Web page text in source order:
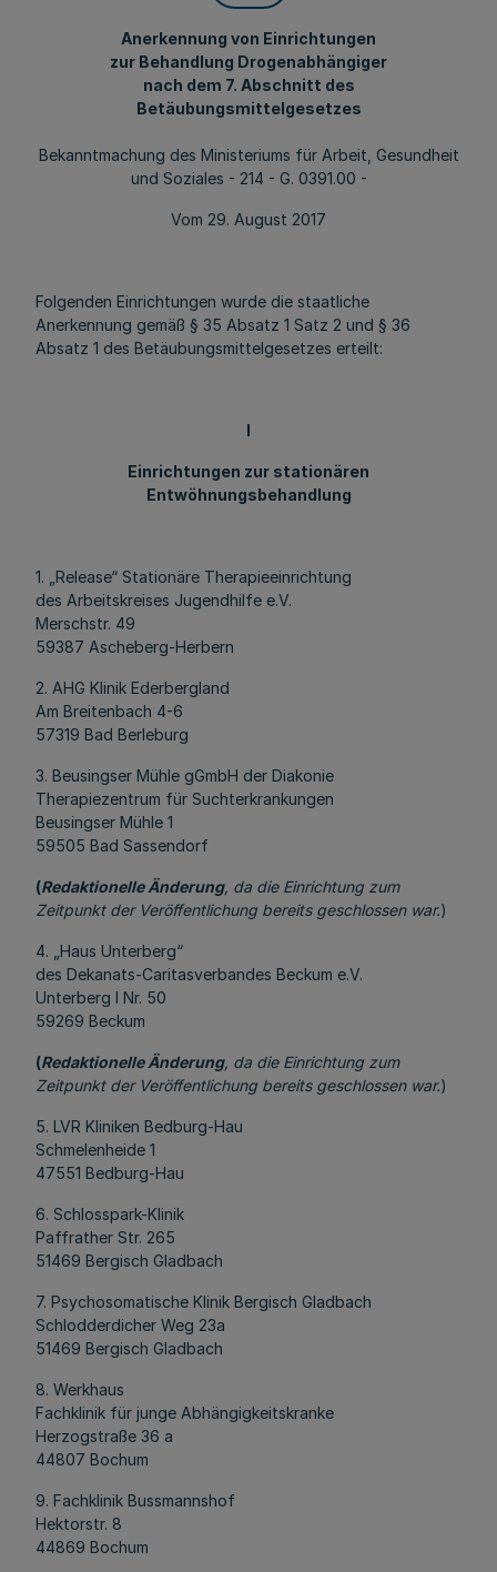
Anerkennung von Einrichtungen
zur Behandlung Drogenabhängiger
nach dem 7. Abschnitt des
Betäubungsmittelgesetzes
Bekanntmachung des Ministeriums für Arbeit, Gesundheit
und Soziales - 214 - G. 0391.00 -
Vom 29. August 2017
Folgenden Einrichtungen wurde die staatliche
Anerkennung gemäß § 35 Absatz 1 Satz 2 und § 36
Absatz 1 des Betäubungsmittelgesetzes erteilt:
I
Einrichtungen zur stationären
Entwöhnungsbehandlung
1. „Release“ Stationäre Therapieeinrichtung
des Arbeitskreises Jugendhilfe e.V.
Merschstr. 49
59387 Ascheberg-Herbern
2. AHG Klinik Ederbergland
Am Breitenbach 4-6
57319 Bad Berleburg
3. Beusingser Mühle gGmbH der Diakonie
Therapiezentrum für Suchterkrankungen
Beusingser Mühle 1
59505 Bad Sassendorf
(Redaktionelle Änderung, da die Einrichtung zum
Zeitpunkt der Veröffentlichung bereits geschlossen war.)
4. „Haus Unterberg“
des Dekanats-Caritasverbandes Beckum e.V.
Unterberg I Nr. 50
59269 Beckum
(Redaktionelle Änderung, da die Einrichtung zum
Zeitpunkt der Veröffentlichung bereits geschlossen war.)
5. LVR Kliniken Bedburg-Hau
Schmelenheide 1
47551 Bedburg-Hau
6. Schlosspark-Klinik
Paffrather Str. 265
51469 Bergisch Gladbach
7. Psychosomatische Klinik Bergisch Gladbach
Schlodderdicher Weg 23a
51469 Bergisch Gladbach
8. Werkhaus
Fachklinik für junge Abhängigkeitskranke
Herzogstraße 36 a
44807 Bochum
9. Fachklinik Bussmannshof
Hektorstr. 8
44869 Bochum